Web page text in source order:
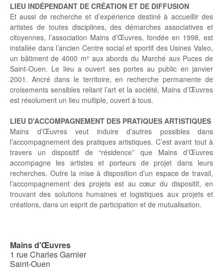
LIEU INDÉPENDANT DE CRÉATION ET DE DIFFUSION
Et aussi de recherche et d’expérience destiné à accueillir des
artistes de toutes disciplines, des démarches associatives et
citoyennes, l’association Mains d’Œuvres, fondée en 1998, est
installée dans l’ancien Centre social et sportif des Usines Valeo,
un bâtiment de 4000 m² aux abords du Marché aux Puces de
Saint-Ouen. Le lieu a ouvert ses portes au public en janvier
2001. Ancré dans le territoire, en recherche permanente de
croisements sensibles reliant l’art et la société, Mains d’Œuvres
est résolument un lieu multiple, ouvert à tous.
LIEU D'ACCOMPAGNEMENT DES PRATIQUES ARTISTIQUES
Mains d’Œuvres veut induire d’autres possibles dans
l’accompagnement des pratiques artistiques. C’est avant tout à
travers un dispositif de “résidence” que Mains d’Œuvres
accompagne les artistes et porteurs de projet dans leurs
recherches. Outre la mise à disposition d’un espace de travail,
l’accompagnement des projets est au cœur du dispositif, en
trouvant des solutions humaines et logistiques aux projets et
créations, dans un esprit de participation et de mutualisation.
Mains d'Œuvres
1 rue Charles Garnier
Saint-Ouen